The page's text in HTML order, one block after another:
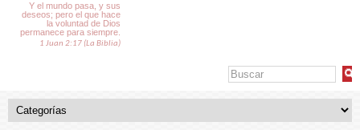
Y el mundo pasa, y sus
deseos; pero el que hace
la voluntad de Dios
permanece para siempre.
1 Juan 2:17 (La Biblia)